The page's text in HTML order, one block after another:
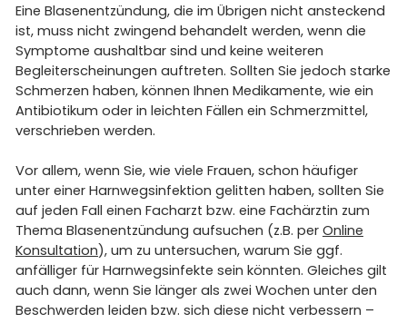
Eine Blasenentzündung, die im Übrigen nicht ansteckend
ist, muss nicht zwingend behandelt werden, wenn die
Symptome aushaltbar sind und keine weiteren
Begleiterscheinungen auftreten. Sollten Sie jedoch starke
Schmerzen haben, können Ihnen Medikamente, wie ein
Antibiotikum oder in leichten Fällen ein Schmerzmittel,
verschrieben werden.
Vor allem, wenn Sie, wie viele Frauen, schon häufiger
unter einer Harnwegsinfektion gelitten haben, sollten Sie
auf jeden Fall einen Facharzt bzw. eine Fachärztin zum
Thema Blasenentzündung aufsuchen (z.B. per Online
Konsultation), um zu untersuchen, warum Sie ggf.
anfälliger für Harnwegsinfekte sein könnten. Gleiches gilt
auch dann, wenn Sie länger als zwei Wochen unter den
Beschwerden leiden bzw. sich diese nicht verbessern –